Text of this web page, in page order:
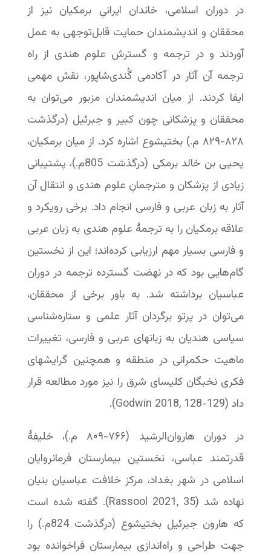
در دوران اسلامی، خاندان ایرانیِ برمکیان نیز از
محققان و اندیشمندان حمایت قابل‌توجهی به عمل
آوردند و در ترجمه و گسترش علوم هندی از راه
ترجمه آن آثار در آکادمی گُندی‌شاپور، نقش مهمی
ایفا کردند. از میان اندیشمندان مزبور می‌توان به
محققان و پزشکانی چون کبیر و جبرئیل (درگذشت
۸۲۸-‏۸۲۹ م.) بختیشوع اشاره کرد. از میان برمکیان،
یحیی بن خالد برمکی (درگذشت 805م.)، پشتیبانی
زیادی از پزشکان و مترجمانِ علوم هندی و انتقال آن
آثار به زبان عربی و فارسی انجام داد. برخی رویکرد و
علاقه برمکیان را به ترجمۀ علوم هندی به زبان عربی
و فارسی بسیار مهم ارزیابی کرد‌‌ه‌اند؛ این از نخستین
گام‌هایی بود که در نهضت گسترده ترجمه در دوران
عباسیان برداشته شد. به باور برخی از محققان،
می‌توان در پرتو برگردان آثار علمی و ستاره‌شناسی
سیاسی هندیان به زبانهای عربی و فارسی، تغییرات
ماهیت حکمرانی در منطقه و همچنین گرایشهای
فکری نخبگان کلیسای شرق را نیز مورد مطالعه قرار
داد (Godwin 2018, 128-129). ‬‬‬‬‬
در دوران هاروان‌الرشید (۷۶۶-‏۸۰۹ م.)، خلیفهٔ
قدرتمند عباسی، نخستین بیمارستان فرمانروایان
اسلامی در شهر بغداد، مرکز خلافت عباسیان بنیان
نهاده شد (Rassool 2021, 35). گفته شده است
که هارون جبرئیل بختیشوع (درگذشت 824م.) را
جهت طراحی و راه‌اندازی بیمارستان فراخوانده بود